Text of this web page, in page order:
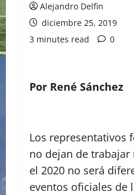
Alejandro Delfin
diciembre 25, 2019
3 minutes read
0
Por René Sánchez
Los representativos
no dejan de
el 2020 no será
eventos oficiales de